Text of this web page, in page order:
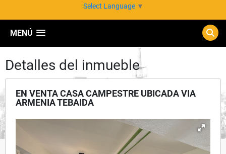
Select Language ▼
MENÚ
Detalles del inmueble
EN VENTA CASA CAMPESTRE UBICADA VIA
ARMENIA TEBAIDA